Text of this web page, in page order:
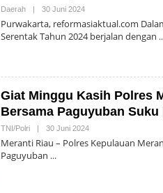
Daerah | 30 Juni 2024Oleh
Purwakarta, reformasiaktual.com
Serentak Tahun 2024 berjalan dengan
Giat Minggu Kasih Polres
Bersama Paguyuban
TNI/Polri | 30 Juni 2024Oleh
Meranti Riau – Polres Kepulauan
Paguyuban